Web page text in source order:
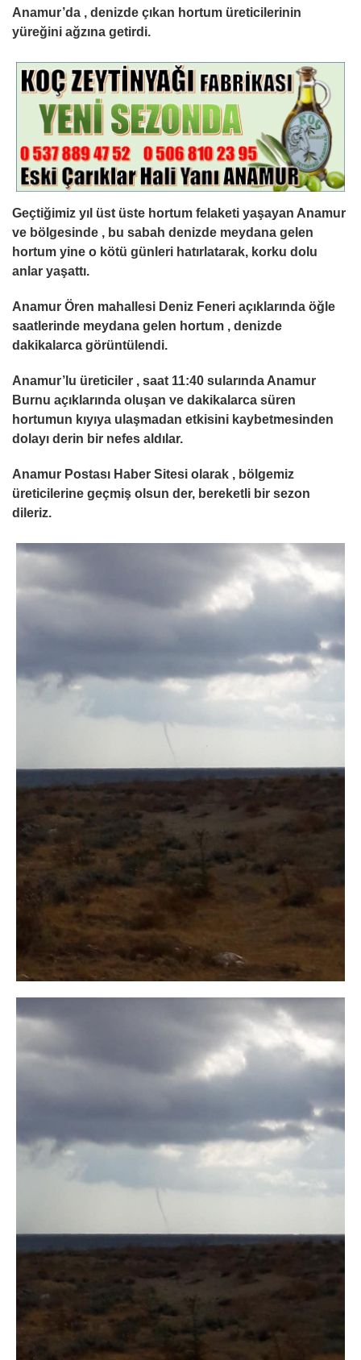
Anamur’da , denizde çıkan hortum üreticilerinin
yüreğini ağzına getirdi.
Geçtiğimiz yıl üst üste hortum felaketi yaşayan Anamur
ve bölgesinde , bu sabah denizde meydana gelen
hortum yine o kötü günleri hatırlatarak, korku dolu
anlar yaşattı.
Anamur Ören mahallesi Deniz Feneri açıklarında öğle
saatlerinde meydana gelen hortum , denizde
dakikalarca görüntülendi.
Anamur’lu üreticiler , saat 11:40 sularında Anamur
Burnu açıklarında oluşan ve dakikalarca süren
hortumun kıyıya ulaşmadan etkisini kaybetmesinden
dolayı derin bir nefes aldılar.
Anamur Postası Haber Sitesi olarak , bölgemiz
üreticilerine geçmiş olsun der, bereketli bir sezon
dileriz.